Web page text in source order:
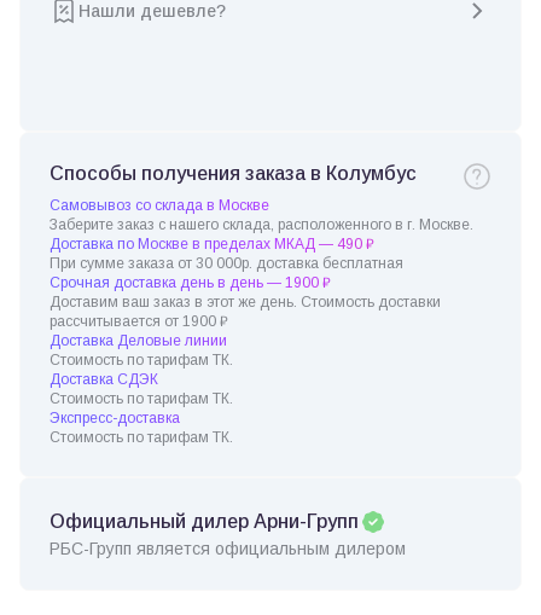
Нашли дешевле?
Способы получения заказа в Колумбус
Самовывоз со склада в Москве
Заберите заказ с нашего склада, расположенного в г. Москве.
Доставка по Москве в пределах МКАД — 490 ₽
При сумме заказа от 30 000р. доставка бесплатная
Срочная доставка день в день — 1900 ₽
Доставим ваш заказ в этот же день. Стоимость доставки
рассчитывается от 1900 ₽
Доставка Деловые линии
Стоимость по тарифам ТК.
Доставка СДЭК
Стоимость по тарифам ТК.
Экспресс-доставка
Стоимость по тарифам ТК.
Официальный дилер Арни-Групп
РБС-Групп является официальным дилером